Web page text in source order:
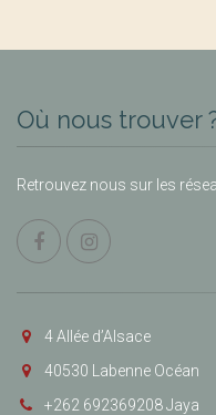
Où nous trouver
Retrouvez nous sur les
4 Allée d’Alsace
40530 Labenne Océan
+262 692369208 Jaya